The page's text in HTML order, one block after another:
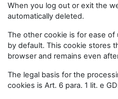
When you log out or exit the
automatically deleted.
The other cookie is for ease of
by default. This cookie stores
browser and remains even
The legal basis for the
cookies is Art. 6 para. 1 lit. e